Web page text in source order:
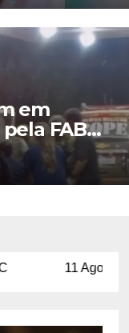
em
FAB
confronto
Ago 29°C